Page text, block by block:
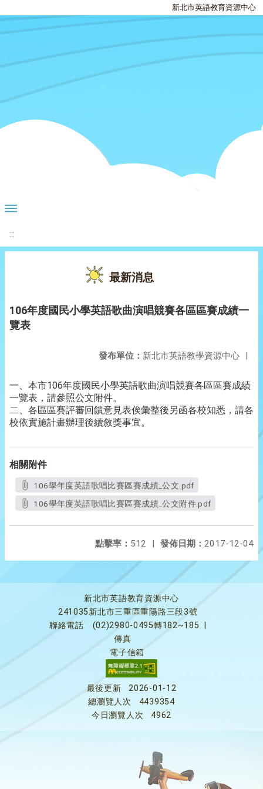
新北市英語教育資源中心
:::
最新消息
106年度國民小學英語歌曲演唱競賽各區區賽成績一
覽表
發布單位： 新北市英語教學資源中心 |
一、本市106年度國民小學英語歌曲演唱競賽各區區賽成績
一覽表，請參照公文附件。
二、各區區賽評審回饋意見表俟彙整後另函各校知悉，請各
校依實施計畫辦理後續敘獎事宜。
相關附件
106學年度英語歌唱比賽區賽成績_公文.pdf
106學年度英語歌唱比賽區賽成績_公文附件.pdf
發佈日期： 2017-12-04
點擊率： 512 |
新北市英語教育資源中心
241035新北市三重區重陽路三段3號
聯絡電話
(02)2980-0495轉182~185
傳真
電子信箱
最後更新
2026-01-12
總瀏覽人次
4439354
今日瀏覽人次
4962